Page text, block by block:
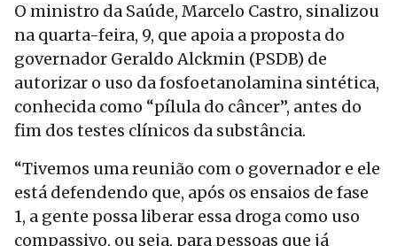
O ministro da Saúde, Marcelo Castro, sinalizou
na quarta-feira, 9, que apoia a proposta do
governador Geraldo Alckmin (PSDB) de
autorizar o uso da fosfoetanolamina sintética,
conhecida como “pílula do câncer”, antes do
fim dos testes clínicos da substância.
“Tivemos uma reunião com o governador e ele
está defendendo que, após os ensaios de fase
1, a gente possa liberar essa droga como uso
compassivo, ou seja, para pessoas que já